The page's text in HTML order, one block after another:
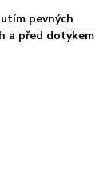
pevných
a před dotykem
voda.